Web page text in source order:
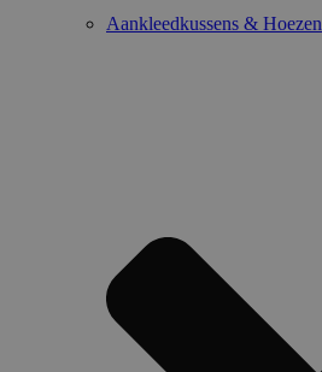
Aankleedkussens & Hoezen